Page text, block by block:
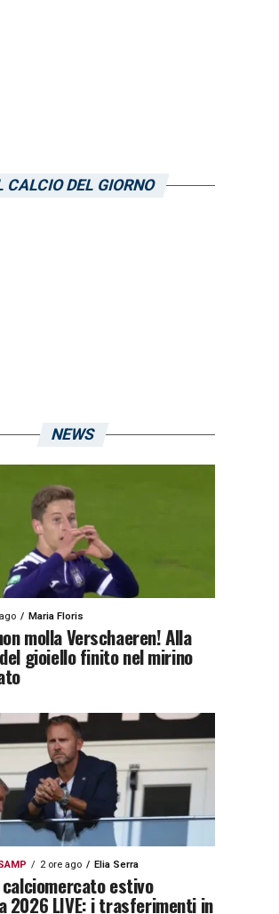
CALCIO DEL GIORNO
NEWS
Maria Floris
molla Verschaeren! Alla
gioiello finito nel mirino
2 ore ago Elia Serra
calciomercato estivo
2026 LIVE: i trasferimenti in